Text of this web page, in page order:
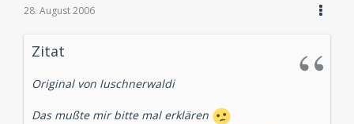
28. August 2006
Zitat
Original von luschnerwaldi
Das mußte mir bitte mal erklären